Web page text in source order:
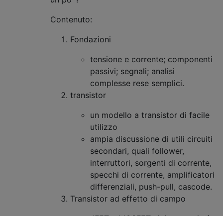
Contenuto:
Fondazioni
tensione e corrente; componenti
passivi; segnali; analisi
complesse rese semplici.
transistor
un modello a transistor di facile
utilizzo
ampia discussione di utili circuiti
secondari, quali follower,
interruttori, sorgenti di corrente,
specchi di corrente, amplificatori
differenziali, push-pull, cascode.
Transistor ad effetto di campo